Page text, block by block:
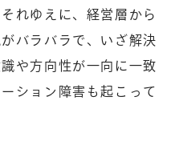
れゆえに、経営層から
バラバラで、いざ解決
や方向性が一向に一致
ション障害も起こって